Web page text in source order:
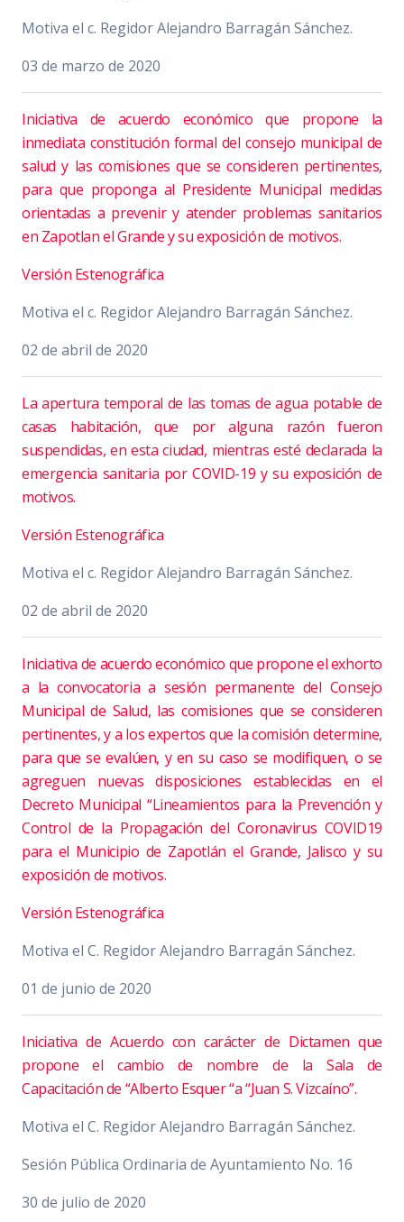
Motiva el c. Regidor Alejandro Barragán Sánchez.
03 de marzo de 2020
Iniciativa de acuerdo económico que propone la
inmediata constitución formal del consejo municipal de
salud y las comisiones que se consideren pertinentes,
para que proponga al Presidente Municipal medidas
orientadas a prevenir y atender problemas sanitarios
en Zapotlan el Grande y su exposición de motivos.
Versión Estenográfica
Motiva el c. Regidor Alejandro Barragán Sánchez.
02 de abril de 2020
La apertura temporal de las tomas de agua potable de
casas habitación, que por alguna razón fueron
suspendidas, en esta ciudad, mientras esté declarada la
emergencia sanitaria por COVID-19 y su exposición de
motivos.
Versión Estenográfica
Motiva el c. Regidor Alejandro Barragán Sánchez.
02 de abril de 2020
Iniciativa de acuerdo económico que propone el exhorto
a la convocatoria a sesión permanente del Consejo
Municipal de Salud, las comisiones que se consideren
pertinentes, y a los expertos que la comisión determine,
para que se evalúen, y en su caso se modifiquen, o se
agreguen nuevas disposiciones establecidas en el
Decreto Municipal “Lineamientos para la Prevención y
Control de la Propagación del Coronavirus COVID19
para el Municipio de Zapotlán el Grande, Jalisco y su
exposición de motivos.
Versión Estenográfica
Motiva el C. Regidor Alejandro Barragán Sánchez.
01 de junio de 2020
Iniciativa de Acuerdo con carácter de Dictamen que
propone el cambio de nombre de la Sala de
Capacitación de “Alberto Esquer “a “Juan S. Vizcaíno”.
Motiva el C. Regidor Alejandro Barragán Sánchez.
Sesión Pública Ordinaria de Ayuntamiento No. 16
30 de julio de 2020